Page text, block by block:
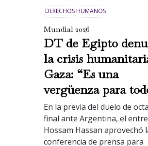
DERECHOS HUMANOS
Mundial 2026
DT de Egipto
la crisis
Gaza: “Es una
vergüenza para
En la previa del duelo de
final ante Argentina, el
Hossam Hassan aprovechó
conferencia de prensa para